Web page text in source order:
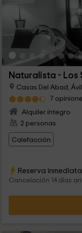
Naturalista - Los
Casas Del Abad,
7
Alquiler íntegro
2 personas
Calefacción
Reserva inmediata
Cancelación 14 días